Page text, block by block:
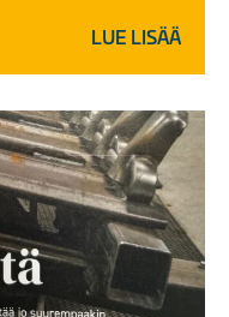
LUE LISÄÄ